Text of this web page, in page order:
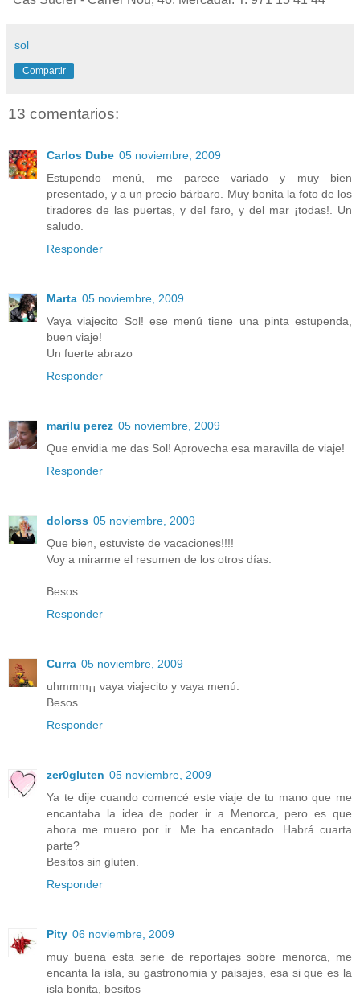
sol
Compartir
13 comentarios:
Carlos Dube 05 noviembre, 2009
Estupendo menú, me parece variado y muy bien
presentado, y a un precio bárbaro. Muy bonita la foto de los
tiradores de las puertas, y del faro, y del mar ¡todas!. Un
saludo.
Responder
Marta 05 noviembre, 2009
Vaya viajecito Sol! ese menú tiene una pinta estupenda,
buen viaje!
Un fuerte abrazo
Responder
marilu perez 05 noviembre, 2009
Que envidia me das Sol! Aprovecha esa maravilla de viaje!
Responder
dolorss 05 noviembre, 2009
Que bien, estuviste de vacaciones!!!!
Voy a mirarme el resumen de los otros días.
Besos
Responder
Curra 05 noviembre, 2009
uhmmm¡¡ vaya viajecito y vaya menú.
Besos
Responder
zer0gluten 05 noviembre, 2009
Ya te dije cuando comencé este viaje de tu mano que me
encantaba la idea de poder ir a Menorca, pero es que
ahora me muero por ir. Me ha encantado. Habrá cuarta
parte?
Besitos sin gluten.
Responder
Pity 06 noviembre, 2009
muy buena esta serie de reportajes sobre menorca, me
encanta la isla, su gastronomia y paisajes, esa si que es la
isla bonita, besitos